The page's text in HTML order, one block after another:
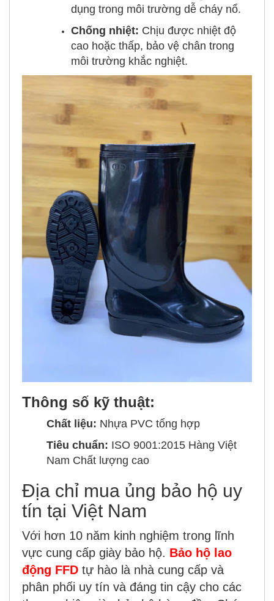
dụng trong môi trường dễ cháy nổ.
Chống nhiệt: Chịu được nhiệt độ
cao hoặc thấp, bảo vệ chân trong
môi trường khắc nghiệt.
Thông số kỹ thuật:
Chất liệu: Nhựa PVC tổng hợp
Tiêu chuẩn: ISO 9001:2015 Hàng Việt
Nam Chất lượng cao
Địa chỉ mua ủng bảo hộ uy
tín tại Việt Nam
Với hơn 10 năm kinh nghiệm trong lĩnh
vực cung cấp giày bảo hộ. Bảo hộ lao
động FFD tự hào là nhà cung cấp và
phân phối uy tín và đáng tin cậy cho các